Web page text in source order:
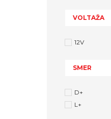
VOLTAŽA
12V
SMER
D+
L+